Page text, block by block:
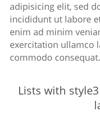
adipisicing elit, sed
incididunt ut labore
enim ad minim
exercitation ullamco
commodo consequat.
Lists with